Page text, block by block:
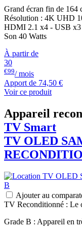
Grand écran fin de 164
Résolution : 4K UHD
HDMI 2.1 x4 - USB x3
Son 40 Watts
À partir de
30
€99/ mois
Apport de 74,50 €
Voir ce produit
Appareil
TV Smart
TV OLED
Ajouter au
TV Reconditionné : Le
Grade B : Appareil en